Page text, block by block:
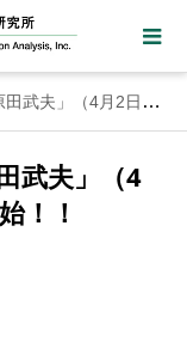
号） 11:30に発売開始！！
武夫」（4
！！